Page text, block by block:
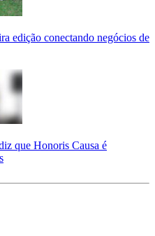
edição conectando negócios de
que Honoris Causa é